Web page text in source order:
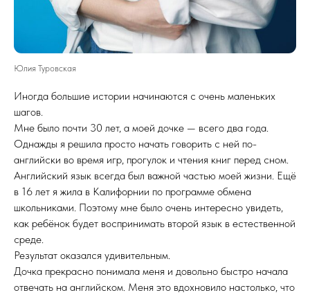
Юлия Туровская
Иногда большие истории начинаются с очень маленьких
шагов.
Мне было почти 30 лет, а моей дочке — всего два года.
Однажды я решила просто начать говорить с ней по-
английски во время игр, прогулок и чтения книг перед сном.
Английский язык всегда был важной частью моей жизни. Ещё
в 16 лет я жила в Калифорнии по программе обмена
школьниками. Поэтому мне было очень интересно увидеть,
как ребёнок будет воспринимать второй язык в естественной
среде.
Результат оказался удивительным.
Дочка прекрасно понимала меня и довольно быстро начала
отвечать на английском. Меня это вдохновило настолько, что